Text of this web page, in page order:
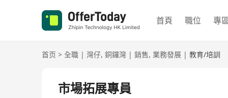
首頁 職位 專
首页 > 全職 | 灣仔, 銅鑼灣 | 銷售, 業務發展 | 教育/培訓
市場拓展專員